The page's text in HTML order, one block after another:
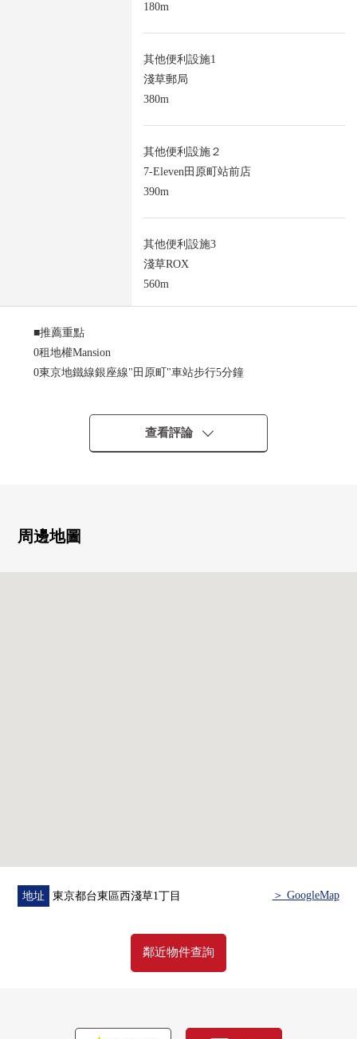
180m
其他便利設施1
淺草郵局
380m
其他便利設施２
7-Eleven田原町站前店
390m
其他便利設施3
淺草ROX
560m
■推薦重點
0租地權Mansion
0東京地鐵線銀座線"田原町"車站步行5分鐘
○12樓部分風景良好
0是在合羽橋工具街路上面臨的房屋
查看評論
周邊地圖
地址 東京都台東區西淺草1丁目 ＞ GoogleMap
鄰近物件查詢